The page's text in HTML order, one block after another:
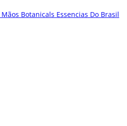
Botanicals Essencias Do Brasil